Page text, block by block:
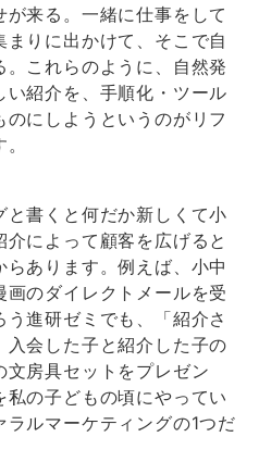
来る。一緒に仕事をして
りに出かけて、そこで自
これらのように、自然発
紹介を、手順化・ツール
にしようというのがリフ
と書くと何だか新しくて小
によって顧客を広げると
あります。例えば、小中
のダイレクトメールを受
進研ゼミでも、「紹介さ
会した子と紹介した子の
房具セットをプレゼン
私の子どもの頃にやってい
ルマーケティングの1つだ